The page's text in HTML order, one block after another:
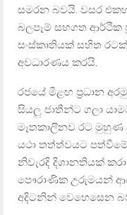
සමරන බවයි. වසර
බලපෑම් සහගත ආර්ථික
සංස්කෘතියක් සහිත
අවධාරණය කරයි.
රජයේ මීළඟ ප්‍රධාන
සියලු ජාතීන්ට ගලා
මෑතකාලීනව රට මුහුණ
යථා තත්ත්වයට
නිවැරදි දිශානතියක්
පෞරාණික උරුමයන්
අදිටනින් වෙහෙසෙන